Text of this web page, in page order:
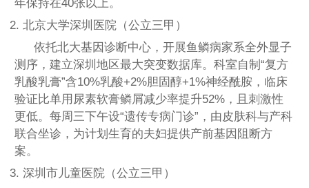
年保持在40张以上。
2. 北京大学深圳医院（公立三甲）
依托北大基因诊断中心，开展鱼鳞病家系全外显子
测序，建立深圳地区最大突变数据库。科室自制“复方
乳酸乳膏”含10%乳酸+2%胆固醇+1%神经酰胺，临床
验证比单用尿素软膏鳞屑减少率提升52%，且刺激性
更低。每周三下午设“遗传专病门诊”，由皮肤科与产科
联合坐诊，为计划生育的夫妇提供产前基因阻断方
案。
3. 深圳市儿童医院（公立三甲）